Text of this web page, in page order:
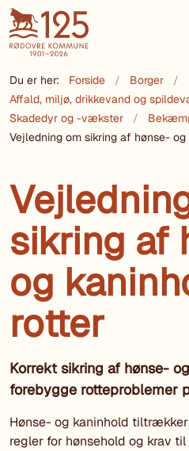
Du er her: Forside Borger
Affald, miljø, drikkevand og
Skadedyr og -vækster
Vejledning om sikring af hønse-
sikring af
og
rotter
Korrekt sikring af hønse-
forebygge rotteproblemer
Hønse- og kaninhold
regler for hønsehold og krav